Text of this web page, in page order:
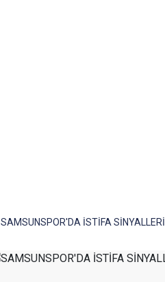
SAMSUNSPOR'DA İSTİFA SİNYALLERİ